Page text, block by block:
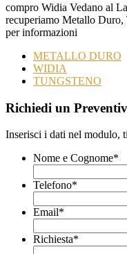
compro Widia Vedano al
recuperiamo Metallo Duro,
per informazioni
METALLO DURO
WIDIA
TUNGSTENO
Richiedi un
Inserisci i dati nel modulo,
Nome e Cognome*
Telefono*
Email*
Richiesta*